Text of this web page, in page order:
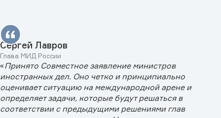
Сергей Лавров
Глава МИД России
«Принято Совместное заявление министров
иностранных дел. Оно четко и принципиально
оценивает ситуацию на международной арене и
определяет задачи, которые будут решаться в
соответствии с предыдущими решениями глав